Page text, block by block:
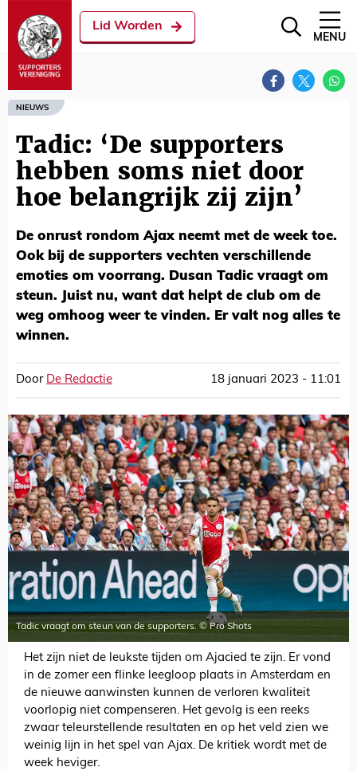
Lid Worden
MENU
NIEUWS
Tadic: ‘De supporters
hebben soms niet door
hoe belangrijk zij zijn’
De onrust rondom Ajax neemt met de week toe.
Ook bij de supporters vechten verschillende
emoties om voorrang. Dusan Tadic vraagt om
steun. Juist nu, want dat helpt de club om de
weg omhoog weer te vinden. Er valt nog alles te
winnen.
Door De Redactie 18 januari 2023 - 11:01
Tadic vraagt om steun van de supporters. © Pro Shots
Het zijn niet de leukste tijden om Ajacied te zijn. Er vond
in de zomer een flinke leegloop plaats in Amsterdam en
de nieuwe aanwinsten kunnen de verloren kwaliteit
voorlopig niet compenseren. Het gevolg is een reeks
zwaar teleurstellende resultaten en op het veld zien we
weinig lijn in het spel van Ajax. De kritiek wordt met de
week heviger.